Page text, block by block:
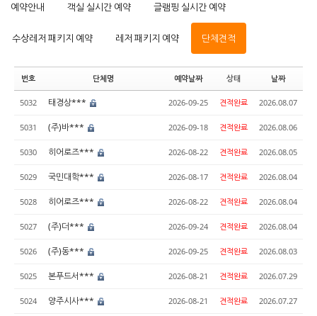
예약안내 객실 실시간 예약 글램핑 실시간 예약
수상레저 패키지 예약 레저 패키지 예약 단체견적
번호 단체명 예약날짜 상태 날짜
5032 태경상*** 2026-09-25 견적완료 2026.08.07
5031 (주)바*** 2026-09-18 견적완료 2026.08.06
5030 히어로즈*** 2026-08-22 견적완료 2026.08.05
5029 국민대학*** 2026-08-17 견적완료 2026.08.04
5028 히어로즈*** 2026-08-22 견적완료 2026.08.04
5027 (주)더*** 2026-09-24 견적완료 2026.08.04
5026 (주)동*** 2026-09-25 견적완료 2026.08.03
5025 본푸드서*** 2026-08-21 견적완료 2026.07.29
5024 양주시사*** 2026-08-21 견적완료 2026.07.27